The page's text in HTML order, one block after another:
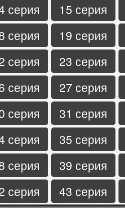
серия
15 серия
серия
19 серия
серия
23 серия
серия
27 серия
серия
31 серия
серия
35 серия
серия
39 серия
серия
43 серия